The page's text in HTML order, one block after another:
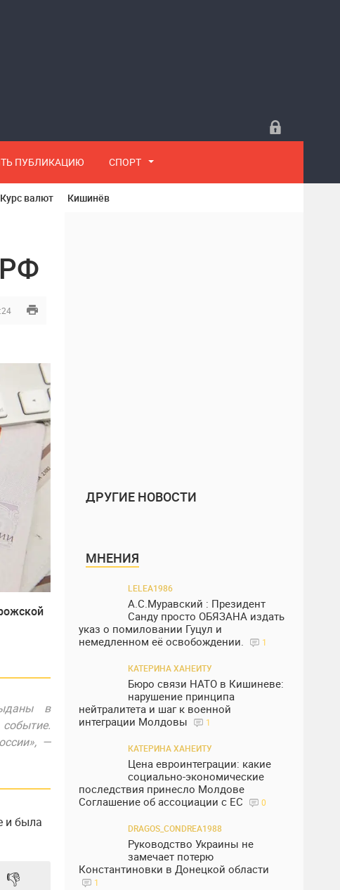
ПУБЛИКАЦИЮ СПОРТ
Курс валют Кишинёв
в
—
и была
👎
ДРУГИЕ НОВОСТИ
МНЕНИЯ
LELEA1986
А.С.Муравский : Президент
Санду просто ОБЯЗАНА издать
указ о помиловании Гуцул и
немедленном её освобождении.
1
КАТЕРИНА ХАНЕИТУ
Бюро связи НАТО в Кишиневе:
нарушение принципа
нейтралитета и шаг к военной
интеграции Молдовы
1
КАТЕРИНА ХАНЕИТУ
Цена евроинтеграции: какие
социально-экономические
последствия принесло Молдове
Соглашение об ассоциации с ЕС
0
DRAGOS_CONDREA1988
Руководство Украины не
замечает потерю
Константиновки в Донецкой области
1